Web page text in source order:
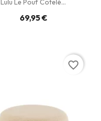
Lulu Le Pouf Cotelé...
69,95 €
favorite_border